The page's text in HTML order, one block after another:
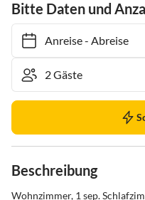
Bitte Daten und
Anreise- Abreise
Beschreibung
Wohnzimmer, 1 sep.